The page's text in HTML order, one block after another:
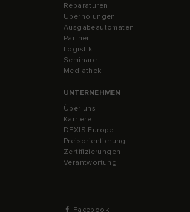
Reparaturen
Überholungen
Ausgabeautomaten
Partner
Logistik
Seminare
Mediathek
UNTERNEHMEN
Über uns
Karriere
DEXIS Europe
Preisorientierung
Zertifizierungen
Verantwortung
Facebook